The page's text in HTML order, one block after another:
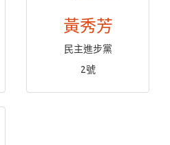
黃秀芳
民主進步黨
2號